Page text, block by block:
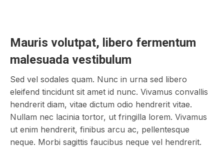
Mauris volutpat, libero fermentum
malesuada vestibulum
Sed vel sodales quam. Nunc in urna sed libero
eleifend tincidunt sit amet id nunc. Vivamus convallis
hendrerit diam, vitae dictum odio hendrerit vitae.
Nullam nec lacinia tortor, ut fringilla lorem. Vivamus
ut enim hendrerit, finibus arcu ac, pellentesque
neque. Morbi sagittis faucibus neque vel hendrerit.